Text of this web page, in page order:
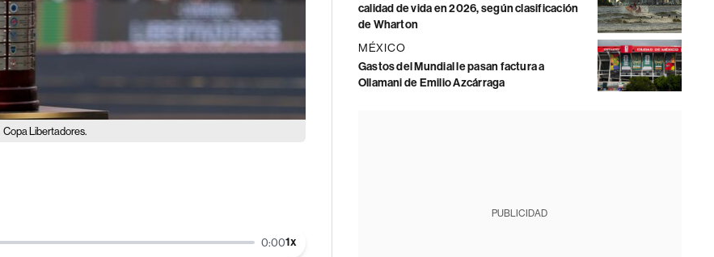
Copa Libertadores.
0:001x
calidad de vida en 2026, según clasificación
de Wharton
MÉXICO
Gastos del Mundial le pasan factura a
Ollamani de Emilio Azcárraga
PUBLICIDAD